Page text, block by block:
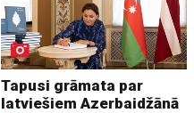
Tapusi grāmata par
latviešiem Azerbaidžānā